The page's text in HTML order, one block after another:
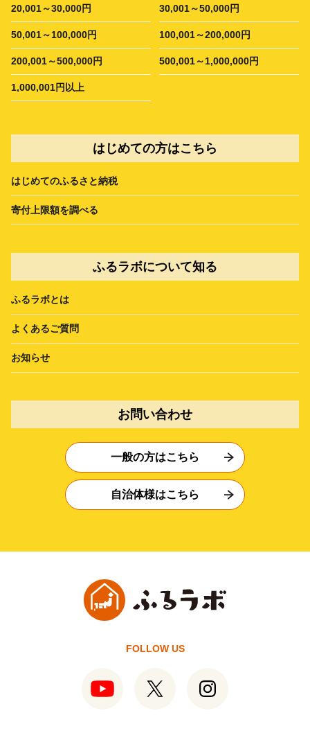
20,001～30,000円 30,001～50,000円
50,001～100,000円 100,001～200,000円
200,001～500,000円 500,001～1,000,000円
1,000,001円以上
はじめての方はこちら
はじめてのふるさと納税
寄付上限額を調べる
ふるラボについて知る
ふるラボとは
よくあるご質問
お知らせ
お問い合わせ
一般の方はこちら
自治体様はこちら
FOLLOW US